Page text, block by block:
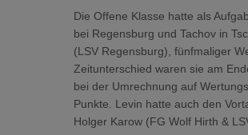
Die Offene Klasse hatte als
bei Regensburg und Tachov in
(LSV Regensburg), fünfmaliger
Zeitunterschied waren sie am
bei der Umrechnung auf
Punkte. Levin hatte auch den
Holger Karow (FG Wolf Hirth &